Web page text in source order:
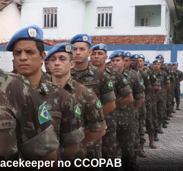
no CCOPAB